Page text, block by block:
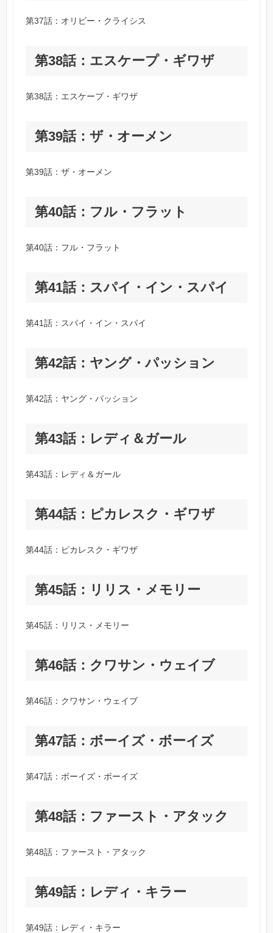
第37話：オリビー・クライシス
第38話：エスケープ・ギワザ
第38話：エスケープ・ギワザ
第39話：ザ・オーメン
第39話：ザ・オーメン
第40話：フル・フラット
第40話：フル・フラット
第41話：スパイ・イン・スパイ
第41話：スパイ・イン・スパイ
第42話：ヤング・パッション
第42話：ヤング・パッション
第43話：レディ＆ガール
第43話：レディ＆ガール
第44話：ピカレスク・ギワザ
第44話：ピカレスク・ギワザ
第45話：リリス・メモリー
第45話：リリス・メモリー
第46話：クワサン・ウェイブ
第46話：クワサン・ウェイブ
第47話：ボーイズ・ボーイズ
第47話：ボーイズ・ボーイズ
第48話：ファースト・アタック
第48話：ファースト・アタック
第49話：レディ・キラー
第49話：レディ・キラー